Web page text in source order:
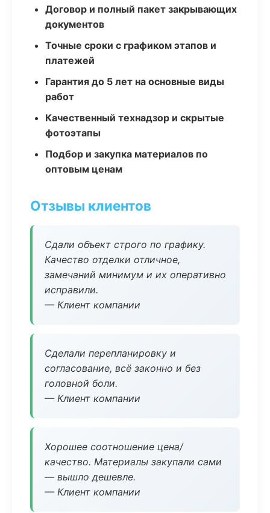
Договор и полный пакет закрывающих
документов
Точные сроки с графиком этапов и
платежей
Гарантия до 5 лет на основные виды
работ
Качественный технадзор и скрытые
фотоэтапы
Подбор и закупка материалов по
оптовым ценам
Отзывы клиентов
Сдали объект строго по графику.
Качество отделки отличное,
замечаний минимум и их оперативно
исправили.
— Клиент компании
Сделали перепланировку и
согласование, всё законно и без
головной боли.
— Клиент компании
Хорошее соотношение цена/
качество. Материалы закупали сами
— вышло дешевле.
— Клиент компании